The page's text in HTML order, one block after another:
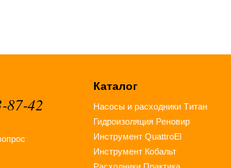
87-42
Каталог
Насосы и расходники Титан
Гидроизоляция Реновир
Инструмент QuattroEl
Инструмент Кобальт